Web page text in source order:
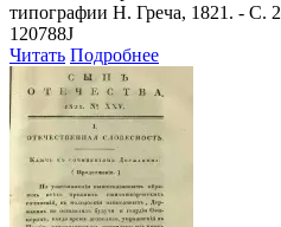
типографии Н. Греча, 1821. - С.
120788J
Читать Подробнее